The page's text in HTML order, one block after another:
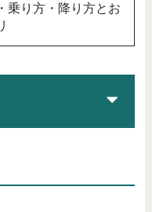
乗り方・降り方とお